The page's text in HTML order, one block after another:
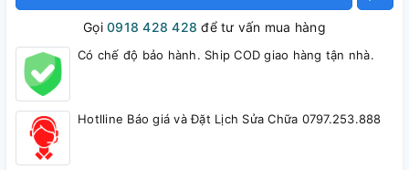
Gọi0918 428 428 để tư vấn mua hàng
Có chế độ bảo hành. Ship COD giao hàng tận nhà.
Hotlline Báo giá và Đặt Lịch Sửa Chữa 0797.253.888